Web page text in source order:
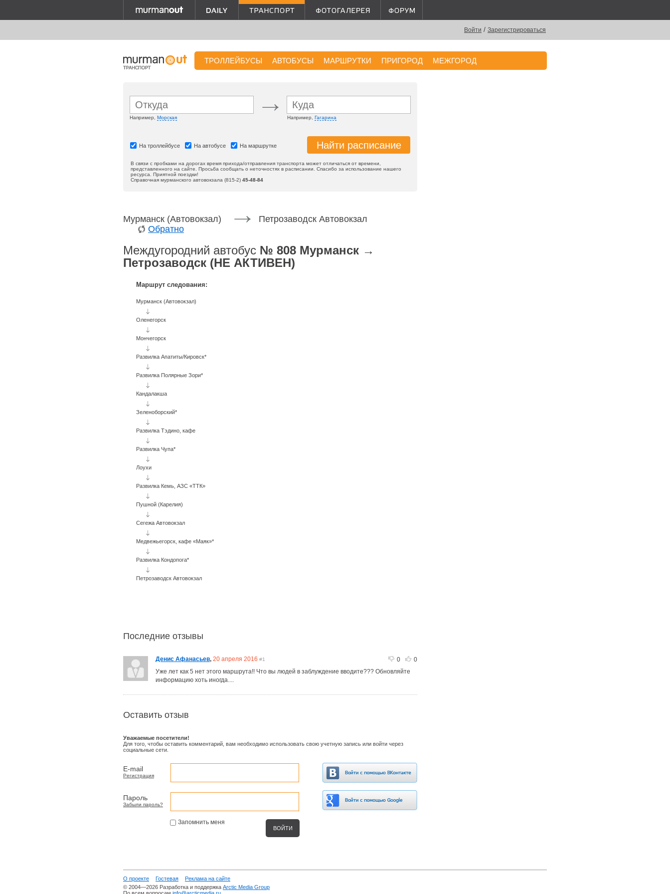
Войти / Зарегистрироваться
ТРОЛЛЕЙБУСЫ АВТОБУСЫ МАРШРУТКИ ПРИГОРОД МЕЖГОРОД
Например, Морская Например, Гагарина
На троллейбусе На автобусе На маршрутке
В связи с пробками на дорогах время прихода/отправления транспорта может отличаться от времени,
представленного на сайте. Просьба сообщать о неточностях в расписании. Спасибо за использование нашего
ресурса. Приятной поездки!
Справочная мурманского автовокзала (815-2) 45-48-84
Мурманск (Автовокзал)
Петрозаводск Автовокзал
Обратно
Междугородний автобус № 808 Мурманск →
Петрозаводск (НЕ АКТИВЕН)
Маршрут следования:
Мурманск (Автовокзал)
Оленегорск
Мончегорск
Развилка Апатиты/Кировск*
Развилка Полярные Зори*
Кандалакша
Зеленоборский*
Развилка Тэдино, кафе
Развилка Чупа*
Лоухи
Развилка Кемь, АЗС «ТТК»
Пушной (Карелия)
Сегежа Автовокзал
Медвежьегорск, кафе «Маяк»*
Развилка Кондопога*
Петрозаводск Автовокзал
Последние отзывы
0 0
Денис Афанасьев, 20 апреля 2016 #1
Уже лет как 5 нет этого маршрута!! Что вы людей в заблуждение вводите??? Обновляйте
информацию хоть иногда....
Оставить отзыв
Уважаемые посетители!
Для того, чтобы оставить комментарий, вам необходимо использовать свою учетную запись или войти через
социальные сети.
E-mail
Регистрация
Пароль
Забыли пароль?
Запомнить меня
О проекте Гостевая
Реклама на сайте
© 2004—2026 Разработка и поддержка Arctic Media Group